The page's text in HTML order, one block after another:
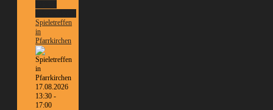
Spieletreffen
in
Pfarrkirchen
17.08.2026
13:30 -
17:00